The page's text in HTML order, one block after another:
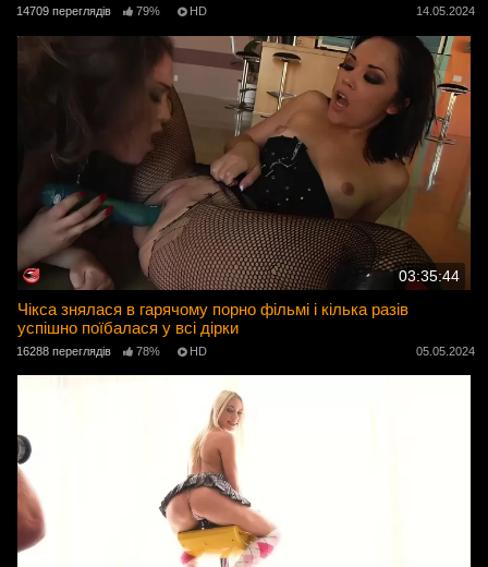
14709 переглядів 79% HD 14.05.2024
03:35:44
Чікса знялася в гарячому порно фільмі і кілька разів
успішно поїбалася у всі дірки
16288 переглядів 78% HD 05.05.2024